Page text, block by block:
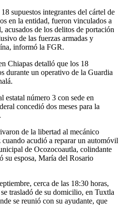
supuestos integrantes del cártel de
en la entidad, fueron vinculados a
acusados de los delitos de portación
de las fuerzas armadas y
informó la FGR.
Chiapas detalló que los 18
durante un operativo de la Guardia
estatal número 3 con sede en
concedió dos meses para la
de la libertad al mecánico
acudió a reparar un automóvil
de Ocozocoautla, colindante
su esposa, María del Rosario
cerca de las 18:30 horas,
trasladó de su domicilio, en Tuxtla
se reunió con su ayudante, que